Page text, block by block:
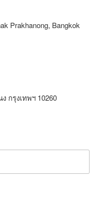
Prakhanong, Bangkok
กรุงเทพฯ 10260